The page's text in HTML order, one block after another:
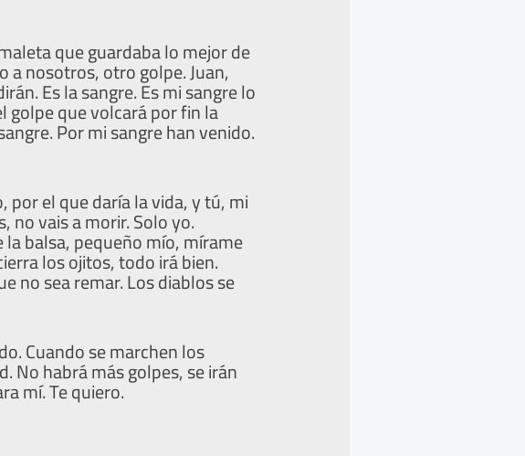
que guardaba lo mejor de
a nosotros, otro golpe. Juan,
Es la sangre. Es mi sangre lo
golpe que volcará por fin la
Por mi sangre han venido.
por el que daría la vida, y tú, mi
no vais a morir. Solo yo.
balsa, pequeño mío, mírame
los ojitos, todo irá bien.
no sea remar. Los diablos se
Cuando se marchen los
No habrá más golpes, se irán
mí. Te quiero.